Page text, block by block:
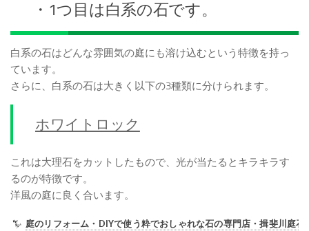
・1つ目は白系の石です。
白系の石はどんな雰囲気の庭にも溶け込むという特徴を持っ
ています。
さらに、白系の石は大きく以下の3種類に分けられます。
ホワイトロック
これは大理石をカットしたもので、光が当たるとキラキラす
るのが特徴です。
洋風の庭に良く合います。